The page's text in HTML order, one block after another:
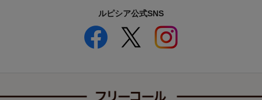
ルピシア公式SNS